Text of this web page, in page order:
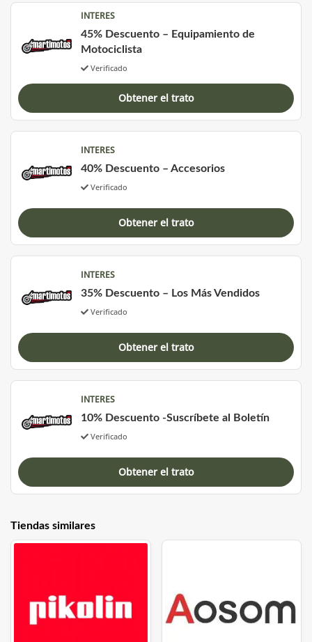
INTERES
45% Descuento – Equipamiento de
Motociclista
Verificado
Obtener el trato
INTERES
40% Descuento – Accesorios
Verificado
Obtener el trato
INTERES
35% Descuento – Los Más Vendidos
Verificado
Obtener el trato
INTERES
10% Descuento -Suscríbete al Boletín
Verificado
Obtener el trato
Tiendas similares